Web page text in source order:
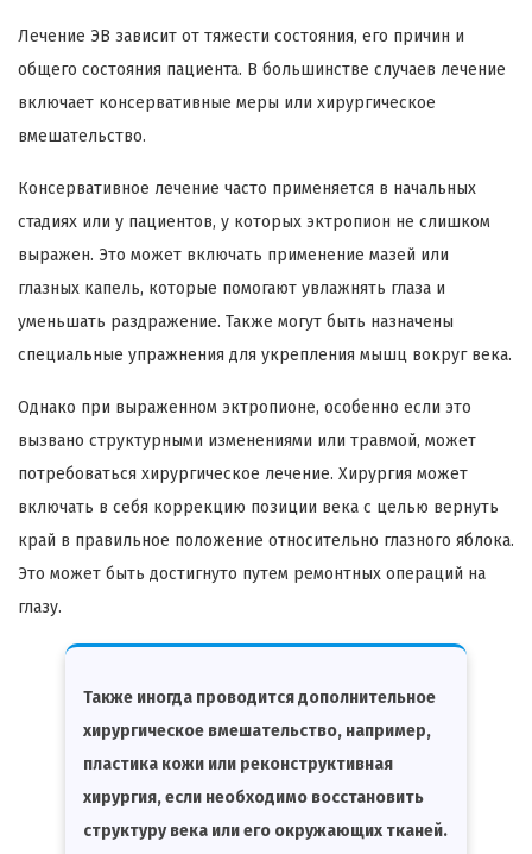
Лечение ЭВ зависит от тяжести состояния, его причин и
общего состояния пациента. В большинстве случаев лечение
включает консервативные меры или хирургическое
вмешательство.
Консервативное лечение часто применяется в начальных
стадиях или у пациентов, у которых эктропион не слишком
выражен. Это может включать применение мазей или
глазных капель, которые помогают увлажнять глаза и
уменьшать раздражение. Также могут быть назначены
специальные упражнения для укрепления мышц вокруг века.
Однако при выраженном эктропионе, особенно если это
вызвано структурными изменениями или травмой, может
потребоваться хирургическое лечение. Хирургия может
включать в себя коррекцию позиции века с целью вернуть
край в правильное положение относительно глазного яблока.
Это может быть достигнуто путем ремонтных операций на
глазу.
Также иногда проводится дополнительное
хирургическое вмешательство, например,
пластика кожи или реконструктивная
хирургия, если необходимо восстановить
структуру века или его окружающих тканей.